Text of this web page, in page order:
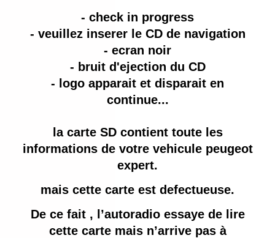
- check in progress
- veuillez inserer le CD de navigation
- ecran noir
- bruit d'ejection du CD
- logo apparait et disparait en
continue...
la carte SD contient toute les
informations de votre vehicule peugeot
expert.
mais cette carte est defectueuse.
De ce fait , l’autoradio essaye de lire
cette carte mais n’arrive pas à